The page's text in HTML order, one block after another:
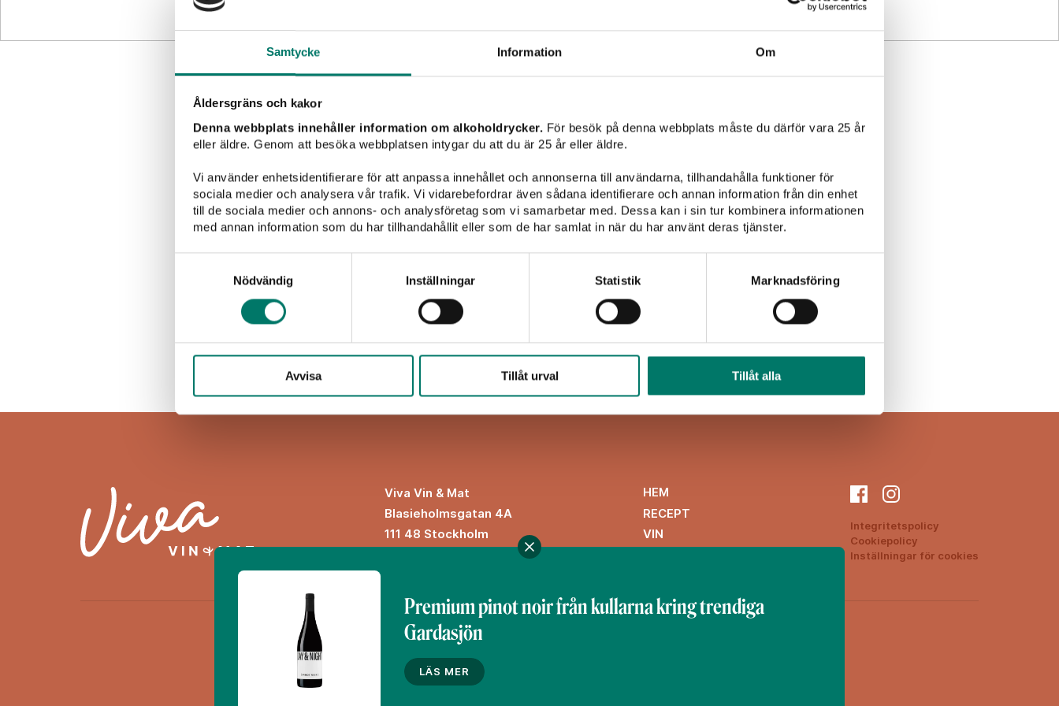
Samtycke Information Om
Åldersgräns och kakor
Denna webbplats innehåller information om alkoholdrycker. För besök på denna webbplats måste du därför vara 25 år
eller äldre. Genom att besöka webbplatsen intygar du att du är 25 år eller äldre.
Vi använder enhetsidentifierare för att anpassa innehållet och annonserna till användarna, tillhandahålla funktioner för
sociala medier och analysera vår trafik. Vi vidarebefordrar även sådana identifierare och annan information från din enhet
till de sociala medier och annons- och analysföretag som vi samarbetar med. Dessa kan i sin tur kombinera informationen
med annan information som du har tillhandahållit eller som de har samlat in när du har använt deras tjänster.
Nödvändig
Inställningar Statistik Marknadsföring
Avvisa Tillåt urval Tillåt alla
Vinet passar till
Grillat Sallader Pasta Pizza Fisk & skaldjur Vegetariskt Fågel Plockmat
Viva Vin & Mat
Blasieholmsgatan 4A
111 48 Stockholm
HEM
RECEPT
VIN
Integritetspolicy
Cookiepolicy
Inställningar för cookies
Denna webbplats drivs av Vinklubben i Norden AB
© 2026 vivavinomat.se
Premium pinot noir från kullarna kring trendiga
Gardasjön
LÄS MER